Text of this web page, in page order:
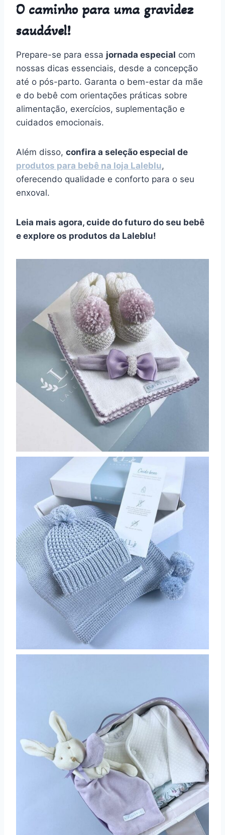
O caminho para uma gravidez
saudável!
Prepare-se para essa jornada especial com
nossas dicas essenciais, desde a concepção
até o pós-parto. Garanta o bem-estar da mãe
e do bebê com orientações práticas sobre
alimentação, exercícios, suplementação e
cuidados emocionais.
Além disso, confira a seleção especial de
produtos para bebê na loja Laleblu,
oferecendo qualidade e conforto para o seu
enxoval.
Leia mais agora, cuide do futuro do seu bebê
e explore os produtos da Laleblu!